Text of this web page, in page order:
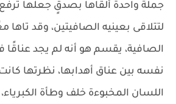
جملة واحدة ألقاها بصدقٍ جعلها
لتتلاقى بعينيه الصافيتين، وقد
الصافية، يقسم هو أنه لم يجد عناقًا
نفسه بين عناق أهدابها، نظرتها
اللسان المخبوءة خلف وطأة الكبرياء،